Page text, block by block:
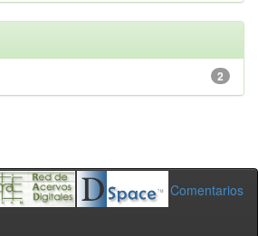
2
Comentarios